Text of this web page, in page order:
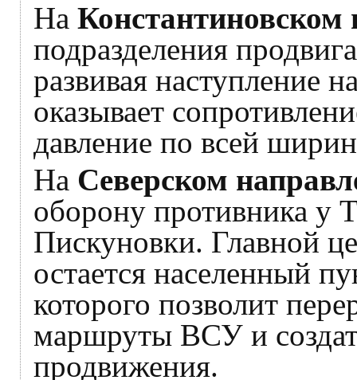
На Константиновском
подразделения
развивая наступление
оказывает
давление по всей
На Северском
оборону противника у
Пискуновки. Главной
остается населенный
которого позволит
маршруты ВСУ и
продвижения.